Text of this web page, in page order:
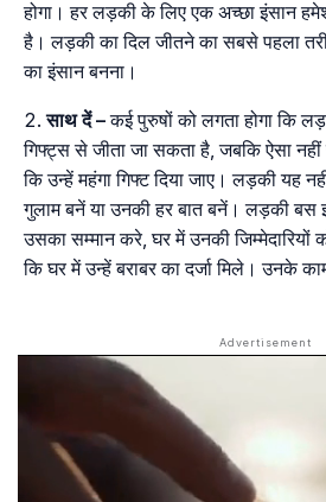
होगा। हर लड़की के लिए एक अच्छा इंसान
है। लड़की का दिल जीतने का सबसे पहला
का इंसान बनना।
साथ दें–कई पुरुषों को लगता होगा कि
गिफ्ट्स से जीता जा सकता है, जबकि ऐसा
कि उन्हें महंगा गिफ्ट दिया जाए। लड़की यह
गुलाम बनें या उनकी हर बात बनें। लड़की बस
उसका सम्मान करे, घर में उनकी जिम्मेदारियों
कि घर में उन्हें बराबर का दर्जा मिले। उनके